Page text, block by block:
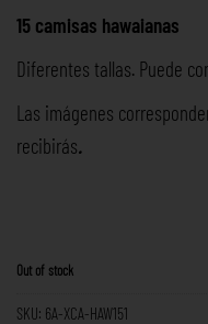
15 camisas hawaianas
Diferentes tallas. Puede
Las imágenes
recibirás.
Out of stock
SKU: 6A-XCA-HAW151